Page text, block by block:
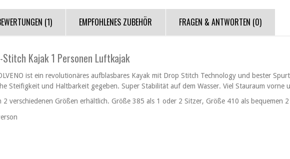
(1) EMPFOHLENES ZUBEHÖR FRAGEN & ANTWORTEN (0)
Kajak 1 Personen Luftkajak
ist ein revolutionäres aufblasbares Kayak mit Drop Stitch Technology und bester
Steifigkeit und Haltbarkeit gegeben. Super Stabilität auf dem Wasser. Viel Stauraum vorne
2 verschiedenen Größen erhältlich. Größe 385 als 1 oder 2 Sitzer, Größe 410 als bequemen